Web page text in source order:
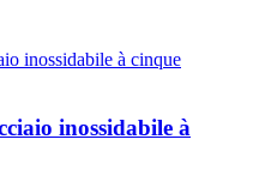
inossidabile à